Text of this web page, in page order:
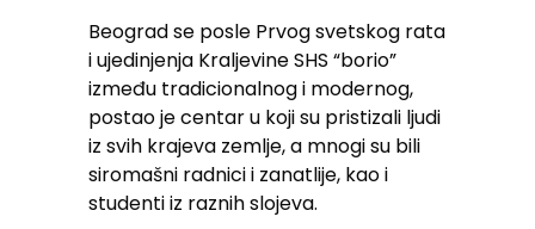
Beograd se posle Prvog svetskog rata
i ujedinjenja Kraljevine SHS “borio”
između tradicionalnog i modernog,
postao je centar u koji su pristizali ljudi
iz svih krajeva zemlje, a mnogi su bili
siromašni radnici i zanatlije, kao i
studenti iz raznih slojeva.